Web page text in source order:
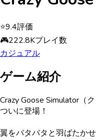
⭐9.4評価
🎮222.8Kプレイ数
カジュアル
ゲーム紹介
Crazy Goose Simulator（
ついに登場！
翼をバタバタと羽ばたか